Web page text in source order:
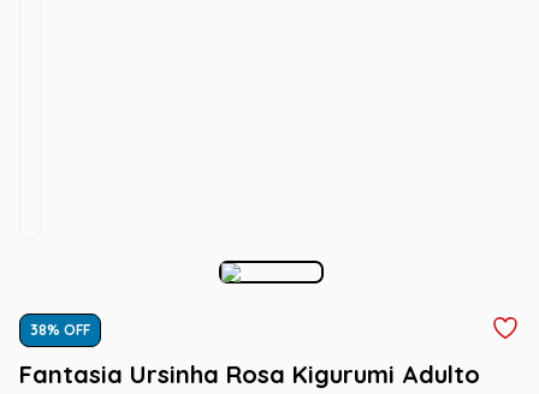
38% OFF
Fantasia Ursinha Rosa Kigurumi Adulto